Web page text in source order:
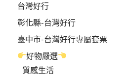
台灣好行
彰化縣-台灣好行
臺中市-台灣好行專屬套票
好物嚴選
質感生活